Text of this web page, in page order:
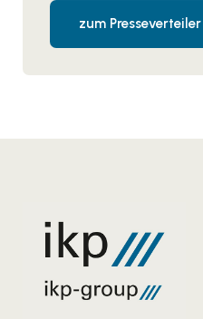
zum Presseverteiler